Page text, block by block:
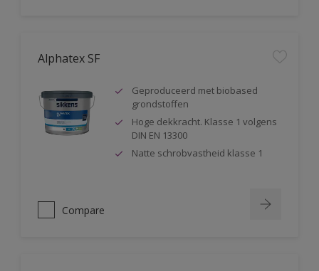
Alphatex SF
Geproduceerd met biobased
grondstoffen
Hoge dekkracht. Klasse 1 volgens
DIN EN 13300
Natte schrobvastheid klasse 1
Compare